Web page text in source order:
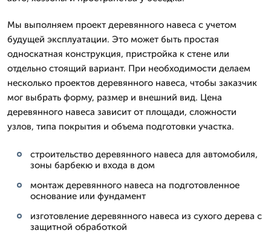
Мы выполняем проект деревянного навеса с учетом
будущей эксплуатации. Это может быть простая
односкатная конструкция, пристройка к стене или
отдельно стоящий вариант. При необходимости делаем
несколько проектов деревянного навеса, чтобы заказчик
мог выбрать форму, размер и внешний вид. Цена
деревянного навеса зависит от площади, сложности
узлов, типа покрытия и объема подготовки участка.
строительство деревянного навеса для автомобиля,
зоны барбекю и входа в дом
монтаж деревянного навеса на подготовленное
основание или фундамент
изготовление деревянного навеса из сухого дерева с
защитной обработкой